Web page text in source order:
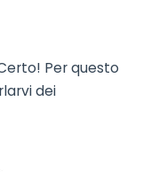
Per questo
dei